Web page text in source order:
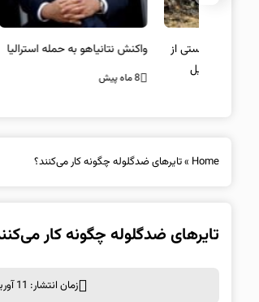
واکنش نتانیاهو به حمله استرالیا
8 ماه پیش
حماس
Home
»تایرهای ضدگلوله چگونه کار می‌کنند؟
تایرهای ضدگلوله چگونه کار
زمان انتشار: 11 آوریل 2025 ساعت 16:35